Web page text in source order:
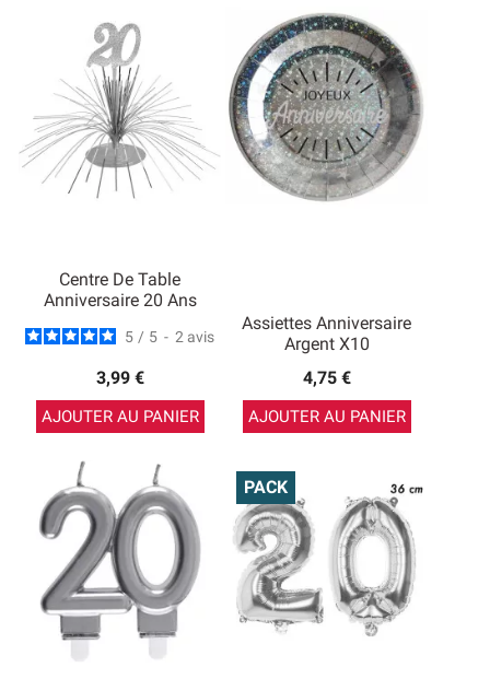
Centre De Table
Anniversaire 20 Ans
5 / 5 - 2 avis
3,99 €
AJOUTER AU PANIER
Assiettes Anniversaire
Argent X10
4,75 €
AJOUTER AU PANIER
PACK